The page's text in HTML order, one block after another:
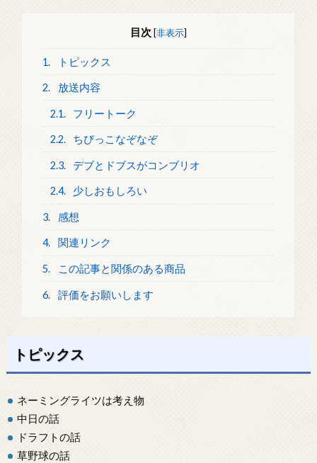
目次 [非表示]
1. トピックス
2. 放送内容
2.1. フリートーク
2.2. ちびっこなぞなぞ
2.3. デブとドブスがコンブリオ
2.4. 少しおもしろい
3. 感想
4. 関連リンク
5. この記事と関係のある商品
6. 評価をお願いします
トピックス
ネーミングライツは考え物
中日の話
ドラフトの話
草野球の話